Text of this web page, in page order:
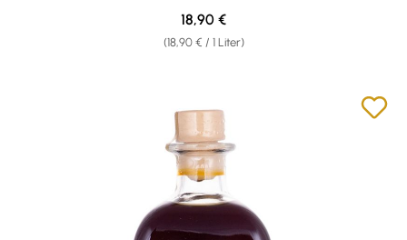
(18,90 € / 1 Liter)
Regulärer Preis:
18,90 €